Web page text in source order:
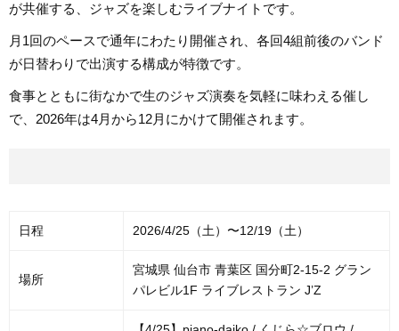
が共催する、ジャズを楽しむライブナイトです。
月1回のペースで通年にわたり開催され、各回4組前後のバンド
が日替わりで出演する構成が特徴です。
食事とともに街なかで生のジャズ演奏を気軽に味わえる催し
で、2026年は4月から12月にかけて開催されます。
日程 2026/4/25（土）〜12/19（土）
場所
宮城県 仙台市 青葉区 国分町2-15-2 グラン
パレビル1F ライブレストラン J’Z